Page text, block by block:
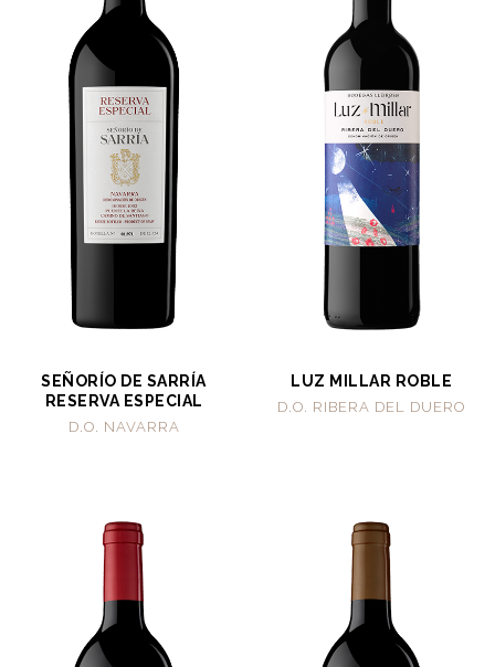
SEÑORÍO DE SARRÍA
RESERVA ESPECIAL
D.O. NAVARRA
LUZ MILLAR ROBLE
D.O. RIBERA DEL DUERO